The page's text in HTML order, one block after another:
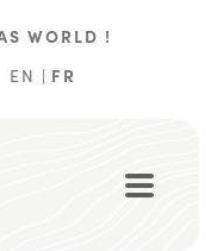
WORLD !
EN
FR